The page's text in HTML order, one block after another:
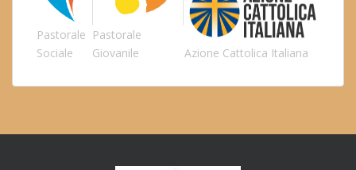
Pastorale
Sociale
Pastorale
Giovanile
Azione Cattolica Italiana